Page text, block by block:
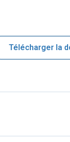
Télécharger la